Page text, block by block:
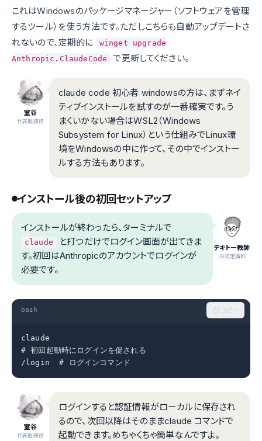
これはWindowsのパッケージマネージャー（ソフトウェアを管理
するツール）を使う方法です。ただしこちらも自動アップデートさ
れないので、定期的に
winget upgrade
Anthropic.ClaudeCode
で更新してください。
室谷
代表取締役
claude code 初心者 windowsの方は、まずネイ
ティブインストールを試すのが一番確実です。う
まくいかない場合はWSL2（Windows
Subsystem for Linux）という仕組みでLinux環
境をWindowsの中に作って、その中でインストー
ルする方法もあります。
インストール後の初回セットアップ
テキトー教師
.AI認定講師
インストールが終わったら、ターミナルで
claude
と打つだけでログイン画面が出てきま
す。初回はAnthropicのアカウントでログインが
必要です。
bash コピー
claude
# 初回起動時にログインを促される
/login  # ログインコマンド
室谷
代表取締役
ログインすると認証情報がローカルに保存され
るので、次回以降はそのままclaude コマンドで
起動できます。めちゃくちゃ簡単なんですよ。